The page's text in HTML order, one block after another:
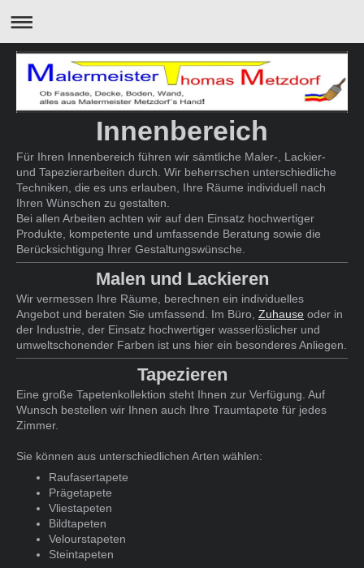
Innenbereich
Für Ihren Innenbereich führen wir sämtliche Maler-, Lackier-
und Tapezierarbeiten durch. Wir beherrschen unterschiedliche
Techniken, die es uns erlauben, Ihre Räume individuell nach
Ihren Wünschen zu gestalten.
Bei allen Arbeiten achten wir auf den Einsatz hochwertiger
Produkte, kompetente und umfassende Beratung sowie die
Berücksichtigung Ihrer Gestaltungswünsche.
Malen und Lackieren
Wir vermessen Ihre Räume, berechnen ein individuelles
Angebot und beraten Sie umfassend. Im Büro, Zuhause oder in
der Industrie, der Einsatz hochwertiger wasserlöslicher und
umweltschonender Farben ist uns hier ein besonderes Anliegen.
Tapezieren
Eine große Tapetenkollektion steht Ihnen zur Verfügung. Auf
Wunsch bestellen wir Ihnen auch Ihre Traumtapete für jedes
Zimmer.
Sie können aus unterschiedlichen Arten wählen:
Raufasertapete
Prägetapete
Vliestapeten
Bildtapeten
Velourstapeten
Steintapeten